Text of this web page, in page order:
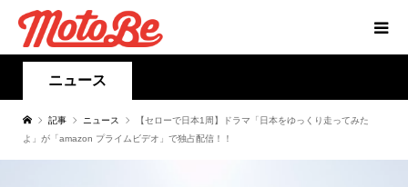
ニュース
記事 ニュース
【セローで日本1周】ドラマ「日本をゆっくり走ってみた
よ」が「amazon プライムビデオ」で独占配信！！